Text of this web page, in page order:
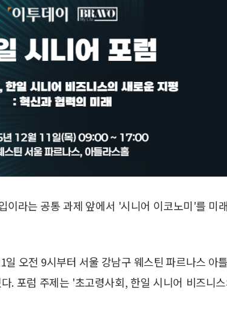
이라는 공통 과제 앞에서 '시니어 이코노미'를 미
오전 9시부터 서울 강남구 웨스틴 파르나스 아
. 포럼 주제는 '초고령사회, 한일 시니어 비즈니